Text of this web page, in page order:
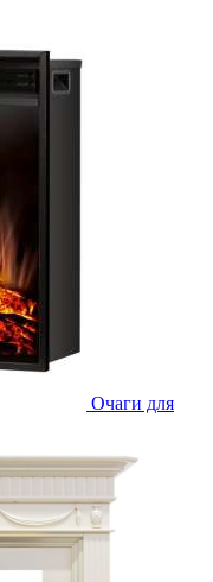
Очаги для